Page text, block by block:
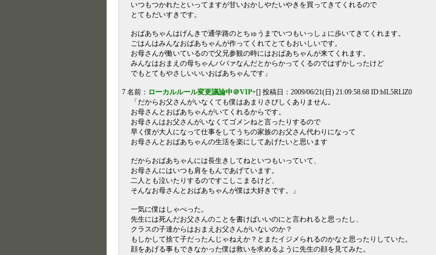
いつもつかれたといってますが甘いおかしやたいやきを買ってきてくれるので
とてもだいすきです。
おばあちゃんはげんきで通学路のとちゅうまでいつもいっしょに歩いてきてくれます。
ごはんはみんなおばあちゃんが作ってくれてとてもおいしいです。
お母さんが働いているので父兄参観の時にはおばあちゃんが来てくれます。
みんなはおまえの母ちゃんババァなんだとからかってくるのではずかしったけど
でもとてもやさしいいいおばあちゃんです」
7 名前： ローカルルール変更議論中＠VIP+[] 投稿日：2009/06/21(日) 21:09:58.68 ID:bIL5RLlZ0
「だからお父さんがいなくても僕はあまりさびしくありません。
お母さんとおばあちゃんがいてくれるからです。
お母さんはお父さんがいなくてゴメンねと言ったりするので
早く僕が大人になって仕事をしてうちの家族のお父さん代わりになって
お母さんとおばあちゃんの生活を楽にしてあげたいと思います
だからおばあちゃんには長生きしてねといつもいっていて、
お母さんにはいつも肩をもんであげています。
二人とも泣いたりするのですこしこまるけど、
そんなお母さんとおばあちゃんが僕は大好きです。」
一気に僕はしゃべった。
先生には死んだお父さんのことを書けばいいのにと言われると思ったし、
クラスの子達からはおまえお父さんがいないのか？
もしかして捨て子だったんじゃねえか？とまたイジメられるのかなと思ったりしていた。
顔をあげる事もできなかった僕は救いを求めるように先生の顔を見てみた。